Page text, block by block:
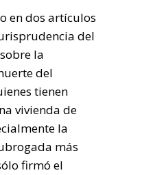
en dos artículos
del
la
del
tienen
vivienda de
la
más
firmó el